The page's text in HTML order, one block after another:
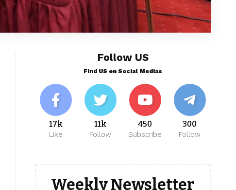
Follow US
Find US on Social Medias
17k
Like
11k
Follow
450
Subscribe
300
Follow
Weekly Newsletter